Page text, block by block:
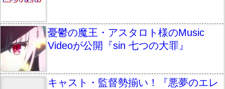
憂鬱の魔王・アスタロト様のMusic
Videoが公開『sin 七つの大罪』
キャスト・監督勢揃い！『悪夢のエレ